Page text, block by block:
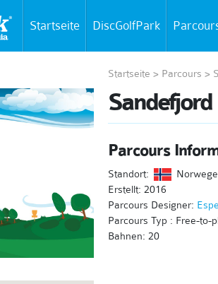
Startseite DiscGolfPark
Startseite > Parcours >
Parcours
Standort:
Erstellt: 2016
Parcours Designer:
Parcours Typ : Free-to-
Bahnen: 20